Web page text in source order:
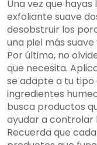
Una vez que
exfoliante suave
desobstruir los
una piel más
Por último, no
que necesita.
se adapte a tu tipo
ingredientes
busca productos
ayudar a controlar
Recuerda que